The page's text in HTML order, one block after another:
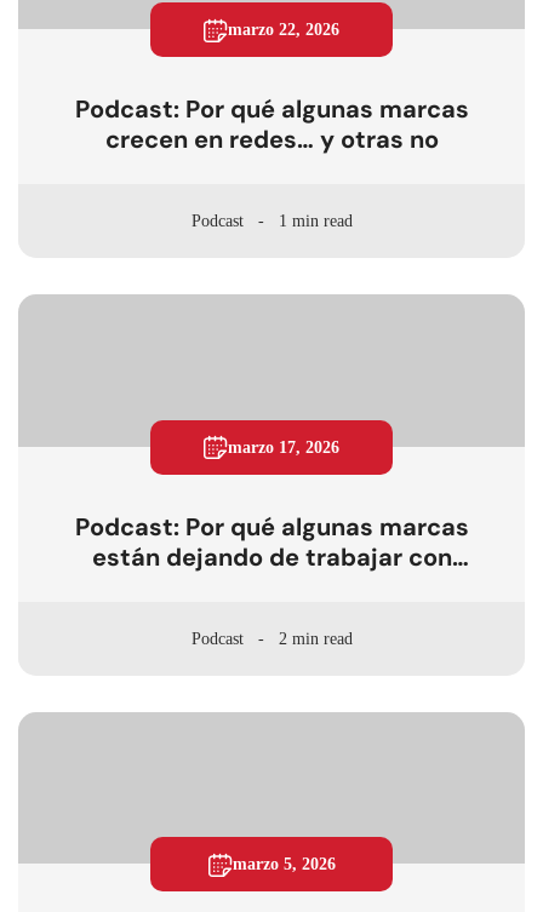
marzo 22, 2026
Podcast: Por qué algunas marcas
crecen en redes… y otras no
Podcast 1 min read
marzo 17, 2026
Podcast: Por qué algunas marcas
están dejando de trabajar con
Podcast 2 min read
marzo 5, 2026